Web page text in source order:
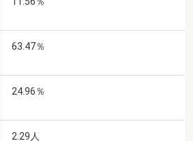
63.47％
24.96％
2.29人